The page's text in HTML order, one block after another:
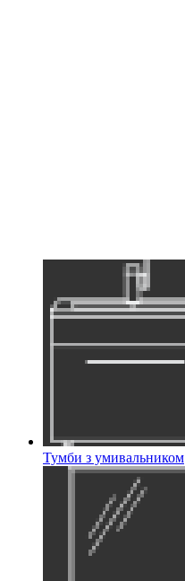
Тумби з умивальником